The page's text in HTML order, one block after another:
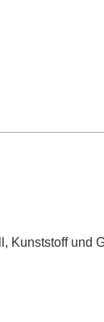
Kunststoff und